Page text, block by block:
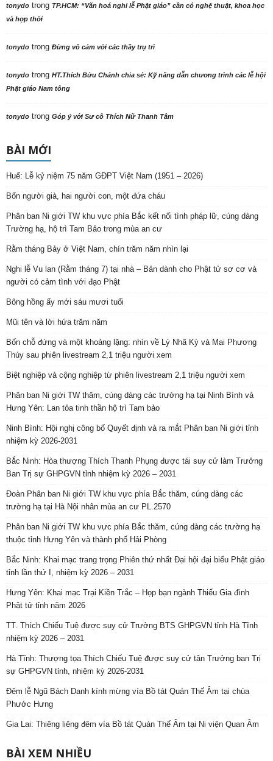
tonydo trong TP.HCM: “Văn hoá nghi lễ Phật giáo” cần có nghệ thuật, khoa học
và hợp thời
tonydo trong Đừng vô cảm với các thầy trụ trì
tonydo trong HT.Thích Bửu Chánh chia sẻ: Kỹ năng dẫn chương trình các lễ hội
Phật giáo Nam tông
tonydo trong Góp ý với Sư cô Thích Nữ Thanh Tâm
BÀI MỚI
Huế: Lễ kỷ niệm 75 năm GĐPT Việt Nam (1951 – 2026)
Bốn người già, hai người con, một đứa cháu
Phân ban Ni giới TW khu vực phía Bắc kết nối tình pháp lữ, cúng dàng
Trường hạ, hộ trì Tam Bảo trong mùa an cư
Rằm tháng Bảy ở Việt Nam, chín trăm năm nhìn lại
Nghi lễ Vu lan (Rằm tháng 7) tại nhà – Bản dành cho Phật tử sơ cơ và
người có cảm tình với đạo Phật
Bông hồng ấy mới sáu mươi tuổi
Mũi tên và lời hứa trăm năm
Bốn chỗ đứng và một khoảng lặng: nhìn về Lý Nhã Kỳ và Mai Phương
Thúy sau phiên livestream 2,1 triệu người xem
Biệt nghiệp và cộng nghiệp từ phiên livestream 2,1 triệu người xem
Phân ban Ni giới TW thăm, cúng dàng các trường hạ tại Ninh Bình và
Hưng Yên: Lan tỏa tinh thần hộ trì Tam bảo
Ninh Bình: Hội nghị công bố Quyết định và ra mắt Phân ban Ni giới tỉnh
nhiệm kỳ 2026-2031
Bắc Ninh: Hòa thượng Thích Thanh Phụng được tái suy cử làm Trưởng
Ban Trị sự GHPGVN tỉnh nhiệm kỳ 2026 – 2031
Đoàn Phân ban Ni giới TW khu vực phía Bắc thăm, cúng dàng các
trường hạ tại Hà Nội nhân mùa an cư PL.2570
Phân ban Ni giới TW khu vực phía Bắc thăm, cúng dàng các trường hạ
thuộc tỉnh Hưng Yên và thành phố Hải Phòng
Bắc Ninh: Khai mạc trang trọng Phiên thứ nhất Đại hội đại biểu Phật giáo
tỉnh lần thứ I, nhiệm kỳ 2026 – 2031
Hưng Yên: Khai mạc Trại Kiền Trắc – Họp bạn ngành Thiếu Gia đình
Phật tử tỉnh năm 2026
TT. Thích Chiếu Tuệ được suy cử Trưởng BTS GHPGVN tỉnh Hà Tĩnh
nhiệm kỳ 2026 – 2031
Hà Tĩnh: Thượng tọa Thích Chiếu Tuệ được suy cử tân Trưởng ban Trị
sự GHPGVN tỉnh, nhiệm kỳ 2026-2031
Đêm lễ Ngũ Bách Danh kính mừng vía Bồ tát Quán Thế Âm tại chùa
Phước Hưng
Gia Lai: Thiêng liêng đêm vía Bồ tát Quán Thế Âm tại Ni viện Quan Âm
BÀI XEM NHIỀU